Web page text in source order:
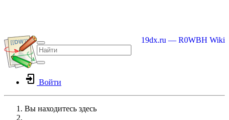
19dx.ru — R0WBH Wiki
Войти
Вы находитесь здесь